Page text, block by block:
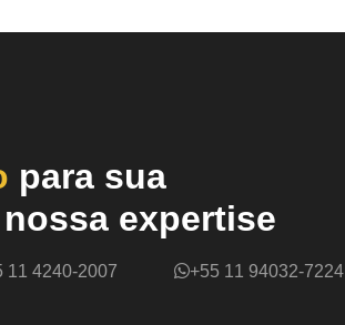
para sua
expertise
11 4240-2007
+55 11 94032-7224